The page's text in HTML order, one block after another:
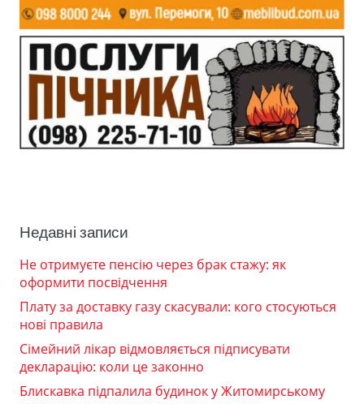
Недавні записи
Не отримуєте пенсію через брак стажу: як
оформити посвідчення
Плату за доставку газу скасували: кого стосуються
нові правила
Сімейний лікар відмовляється підписувати
декларацію: коли це законно
Блискавка підпалила будинок у Житомирському